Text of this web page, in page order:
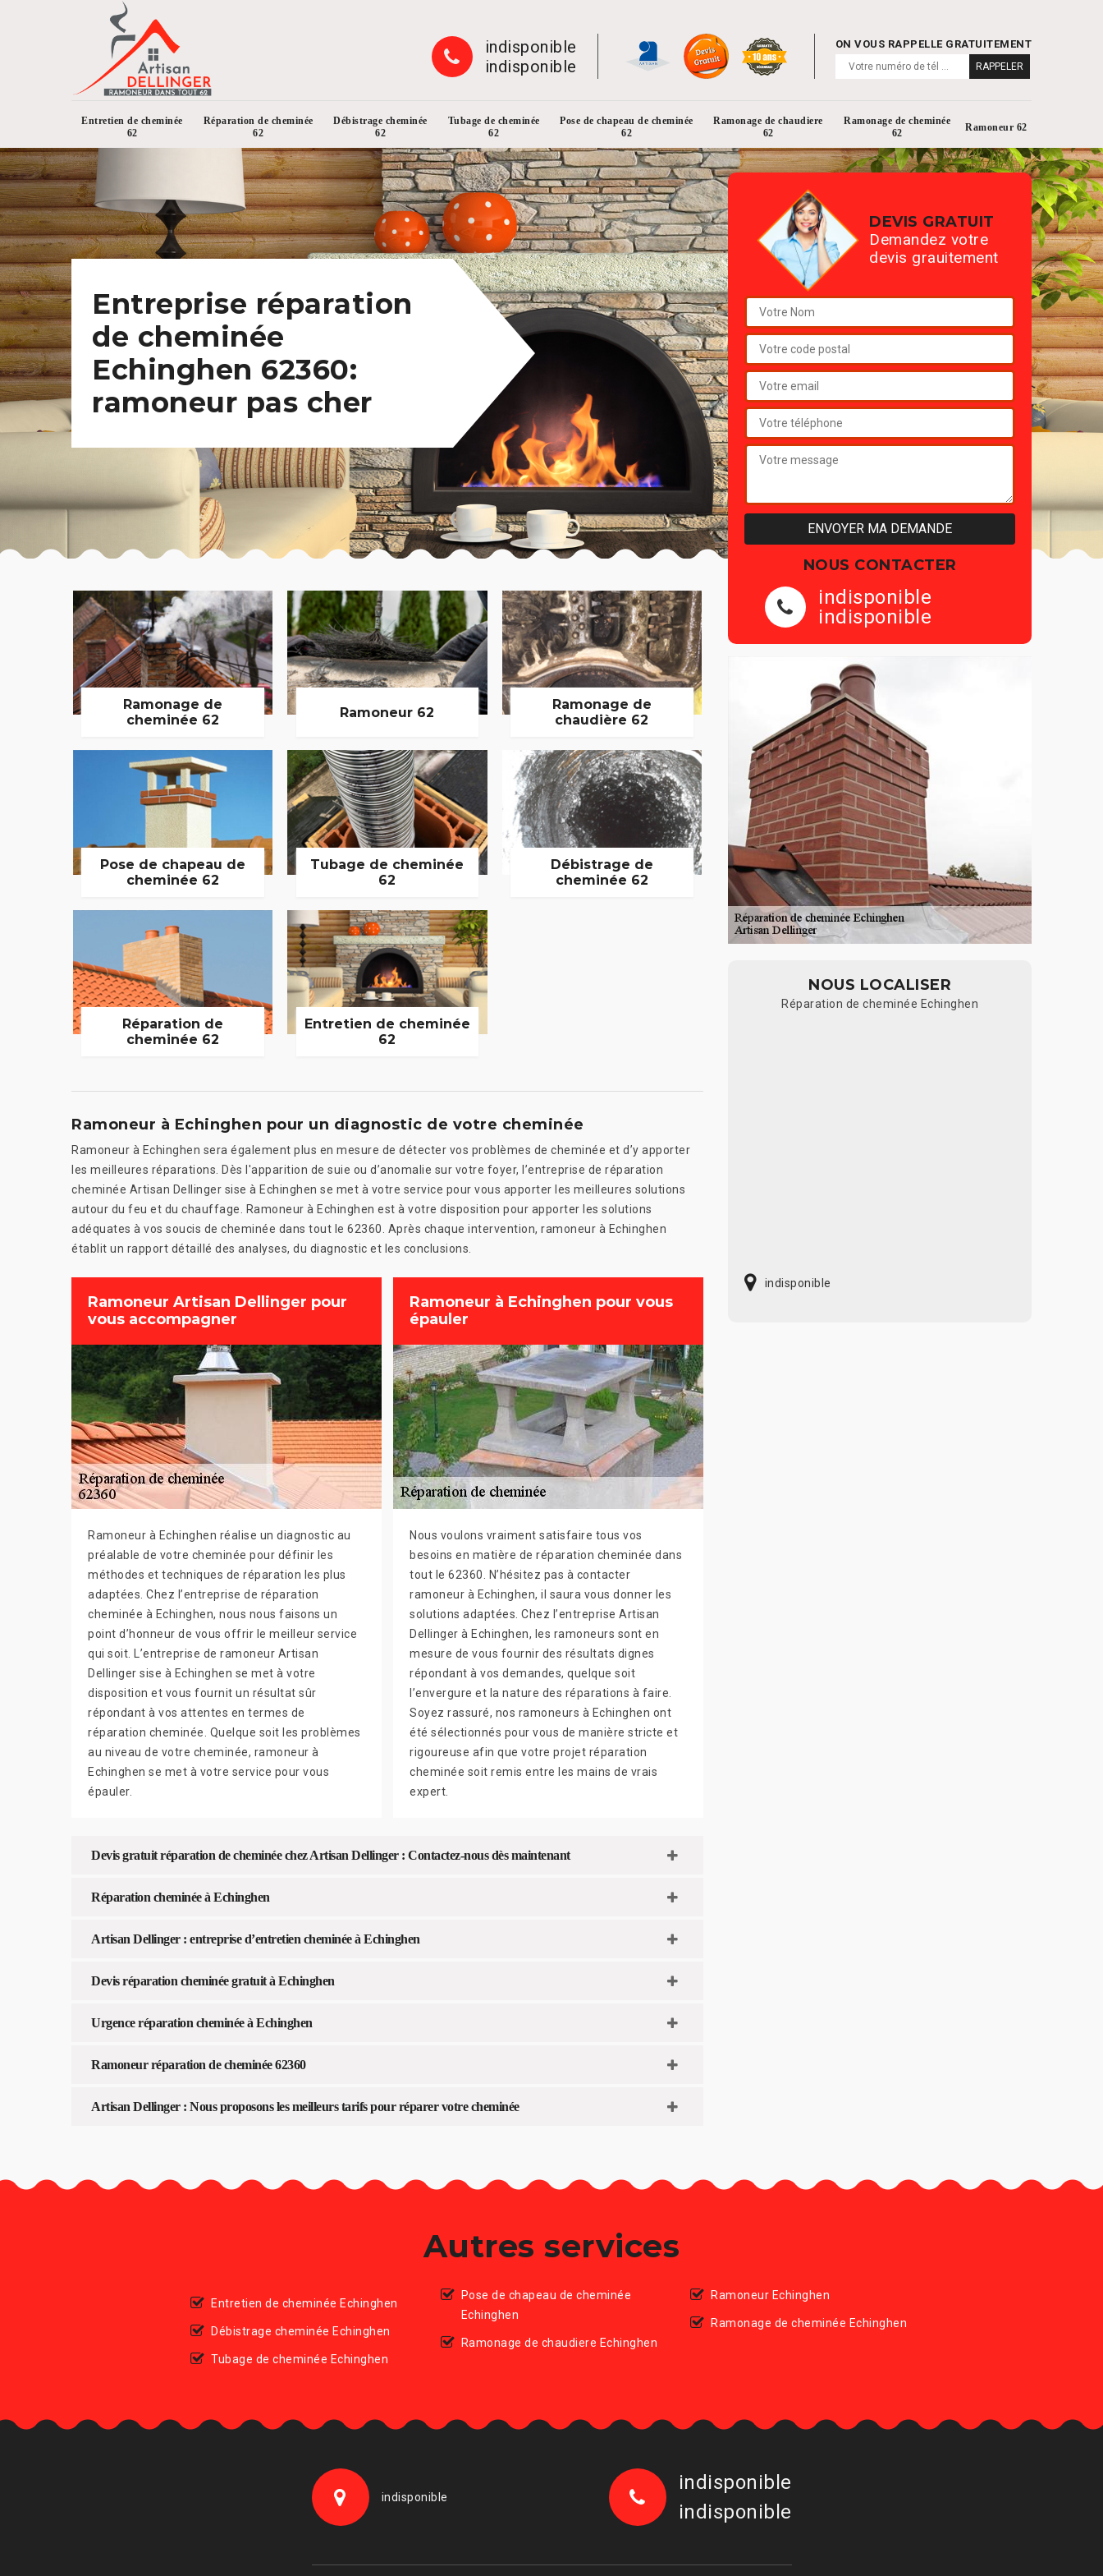
indisponible
indisponible
ON VOUS RAPPELLE GRATUITEMENT
Entretien de cheminée
62
Réparation de cheminée
62
Débistrage cheminée
62
Tubage de cheminée
62
Pose de chapeau de cheminée
62
Ramonage de chaudiere
62
Ramonage de cheminée
62
Ramoneur 62
Entreprise réparation
de cheminée
Echinghen 62360:
ramoneur pas cher
Ramonage de
cheminée 62
Ramoneur 62
Ramonage de
chaudière 62
Pose de chapeau de
cheminée 62
Tubage de cheminée
62
Débistrage de
cheminée 62
Réparation de
cheminée 62
Entretien de cheminée
62
Ramoneur à Echinghen pour un diagnostic de votre cheminée
Ramoneur à Echinghen sera également plus en mesure de détecter vos problèmes de cheminée et d’y apporter
les meilleures réparations. Dès l'apparition de suie ou d’anomalie sur votre foyer, l’entreprise de réparation
cheminée Artisan Dellinger sise à Echinghen se met à votre service pour vous apporter les meilleures solutions
autour du feu et du chauffage. Ramoneur à Echinghen est à votre disposition pour apporter les solutions
adéquates à vos soucis de cheminée dans tout le 62360. Après chaque intervention, ramoneur à Echinghen
établit un rapport détaillé des analyses, du diagnostic et les conclusions.
Ramoneur Artisan Dellinger pour
vous accompagner
Ramoneur à Echinghen réalise un diagnostic au
préalable de votre cheminée pour définir les
méthodes et techniques de réparation les plus
adaptées. Chez l’entreprise de réparation
cheminée à Echinghen, nous nous faisons un
point d’honneur de vous offrir le meilleur service
qui soit. L’entreprise de ramoneur Artisan
Dellinger sise à Echinghen se met à votre
disposition et vous fournit un résultat sûr
répondant à vos attentes en termes de
réparation cheminée. Quelque soit les problèmes
au niveau de votre cheminée, ramoneur à
Echinghen se met à votre service pour vous
épauler.
Ramoneur à Echinghen pour vous
épauler
Nous voulons vraiment satisfaire tous vos
besoins en matière de réparation cheminée dans
tout le 62360. N’hésitez pas à contacter
ramoneur à Echinghen, il saura vous donner les
solutions adaptées. Chez l’entreprise Artisan
Dellinger à Echinghen, les ramoneurs sont en
mesure de vous fournir des résultats dignes
répondant à vos demandes, quelque soit
l’envergure et la nature des réparations à faire.
Soyez rassuré, nos ramoneurs à Echinghen ont
été sélectionnés pour vous de manière stricte et
rigoureuse afin que votre projet réparation
cheminée soit remis entre les mains de vrais
expert.
Devis gratuit réparation de cheminée chez Artisan Dellinger : Contactez-nous dès maintenant
Réparation cheminée à Echinghen
Artisan Dellinger : entreprise d’entretien cheminée à Echinghen
Devis réparation cheminée gratuit à Echinghen
Urgence réparation cheminée à Echinghen
Ramoneur réparation de cheminée 62360
Artisan Dellinger : Nous proposons les meilleurs tarifs pour réparer votre cheminée
DEVIS GRATUIT
Demandez votre
devis grauitement
NOUS CONTACTER
indisponible
indisponible
NOUS LOCALISER
Réparation de cheminée Echinghen
indisponible
Autres services
Entretien de cheminée Echinghen
Débistrage cheminée Echinghen
Tubage de cheminée Echinghen
Pose de chapeau de cheminée
Echinghen
Ramonage de chaudiere Echinghen
Ramoneur Echinghen
Ramonage de cheminée Echinghen
indisponible
indisponible
indisponible